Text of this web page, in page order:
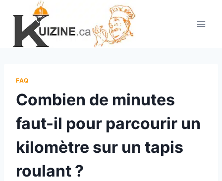
contenu
FAQ
Combien de minutes
faut-il pour parcourir un
kilomètre sur un tapis
roulant ?